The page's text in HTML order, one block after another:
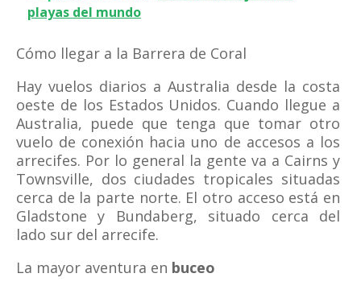
playas del mundo
Cómo llegar a la Barrera de Coral
Hay vuelos diarios a Australia desde la costa
oeste de los Estados Unidos. Cuando llegue a
Australia, puede que tenga que tomar otro
vuelo de conexión hacia uno de accesos a los
arrecifes. Por lo general la gente va a Cairns y
Townsville, dos ciudades tropicales situadas
cerca de la parte norte. El otro acceso está en
Gladstone y Bundaberg, situado cerca del
lado sur del arrecife.
La mayor aventura en buceo